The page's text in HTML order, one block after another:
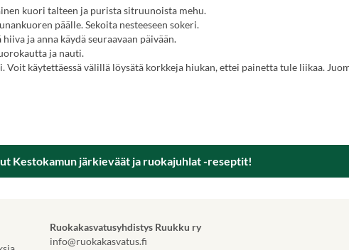
kuori talteen ja purista sitruunoista mehu.
päälle. Sekoita nesteeseen sokeri.
ja anna käydä seuraavaan päivään.
ja nauti.
käytettäessä välillä löysätä korkkeja hiukan, ettei painetta tule liikaa.
Kestokamun järkieväät ja ruokajuhlat -reseptit!
Ruokakasvatusyhdistys Ruukku ry
info@ruokakasvatus.fi